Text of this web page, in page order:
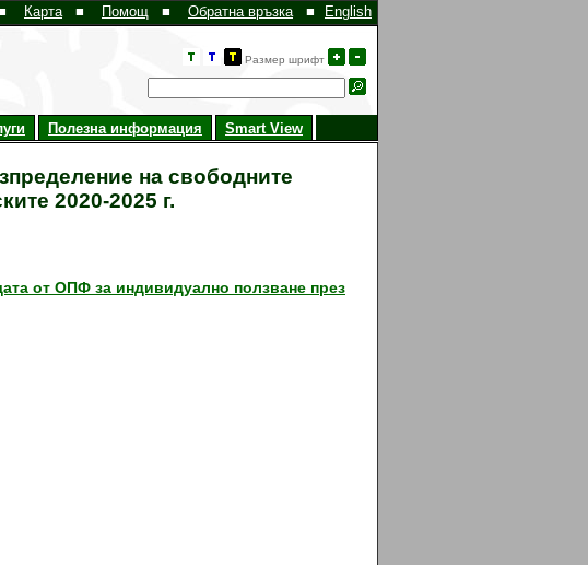
English
Карта ■ Помощ ■ Обратна връзка ■
Размер шрифт
Полезна информация Smart View
на свободните
2020-2025 г.
от ОПФ за индивидуално ползване през